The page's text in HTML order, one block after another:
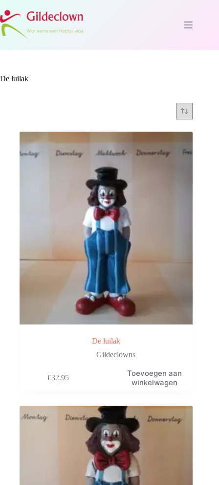
naar
de
inhoud
De luilak
De luilak
Gildeclowns
€32.95
Toevoegen aan
winkelwagen